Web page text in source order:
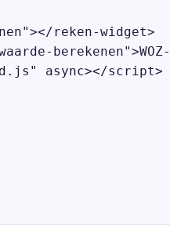
reken-widget>
async></script>